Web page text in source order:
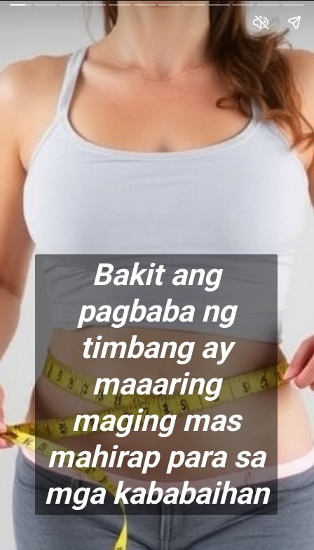
Bakit ang
pagbaba ng
timbang ay
maaaring
maging mas
mahirap para sa
mga kababaihan